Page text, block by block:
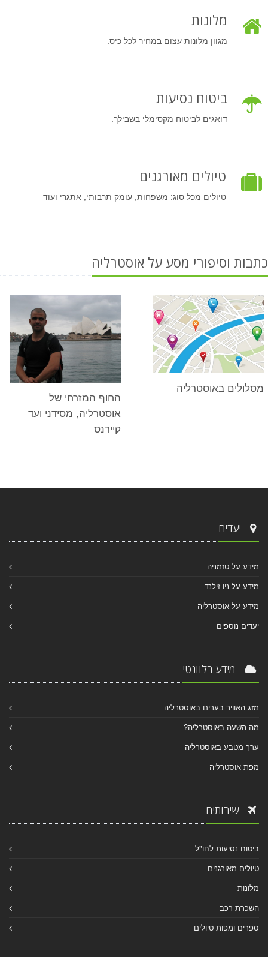
מלונות
מגוון מלונות עצום במחיר לכל כיס.
ביטוח נסיעות
דואגים לביטוח מקסימלי בשבילך.
טיולים מאורגנים
טיולים מכל סוג: משפחות, עומק תרבותי, אתגרי ועוד
כתבות וסיפורי מסע על אוסטרליה
מסלולים באוסטרליה
החוף המזרחי של
אוסטרליה, מסידני ועד
קיירנס
יעדים
מידע על טזמניה
מידע על ניו זילנד
מידע על אוסטרליה
יעדים נוספים
מידע רלוונטי
מזג האוויר בערים באוסטרליה
מה השעה באוסטרליה?
ערך מטבע באוסטרליה
מפת אוסטרליה
שירותים
ביטוח נסיעות לחו"ל
טיולים מאורגנים
מלונות
השכרת רכב
ספרים ומפות טיולים